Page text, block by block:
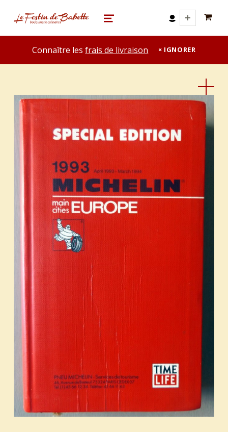
le festin de babette
"LE FESTIN DE BABETTE" – BOUQUINERIE GASTRONOMIQUE MENU
Connaître lesfrais de livraison IGNORER